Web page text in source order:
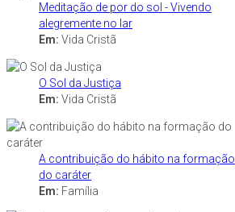
Meditação de por do sol - Vivendo
alegremente no lar
Em: Vida Cristã
O Sol da Justiça
Em: Vida Cristã
A contribuição do hábito na formação
do caráter
Em: Família